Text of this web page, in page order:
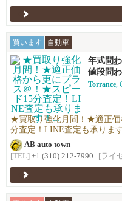
買います 自動車
年式問
車の買
高く買
高価買
価格！
定の無
も早期
欧州車
値段問
Torrance,
★買取り強化月間！★適正価
分査定！LINE査定も承りま
AB auto town
[TEL] +1 (310) 212-7990 [ライ